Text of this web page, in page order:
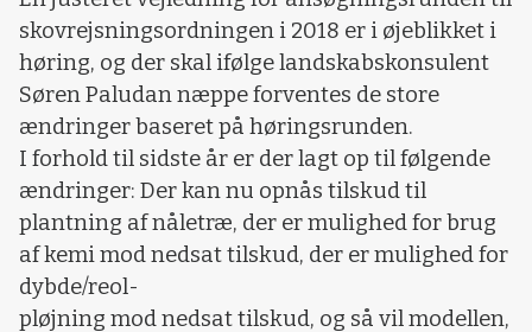
skovrejsningsordningen i 2018 er i øjeblikket i
høring, og der skal ifølge landskabskonsulent
Søren Paludan næppe forventes de store
ændringer baseret på høringsrunden.
I forhold til sidste år er der lagt op til følgende
ændringer: Der kan nu opnås tilskud til
plantning af nåletræ, der er mulighed for brug
af kemi mod nedsat tilskud, der er mulighed for
dybde/reol-
pløjning mod nedsat tilskud, og så vil modellen,